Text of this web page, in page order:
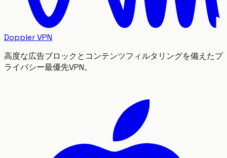
Doppler VPN
高度な広告ブロックとコンテンツフィルタリングを備えたプ
ライバシー最優先VPN。